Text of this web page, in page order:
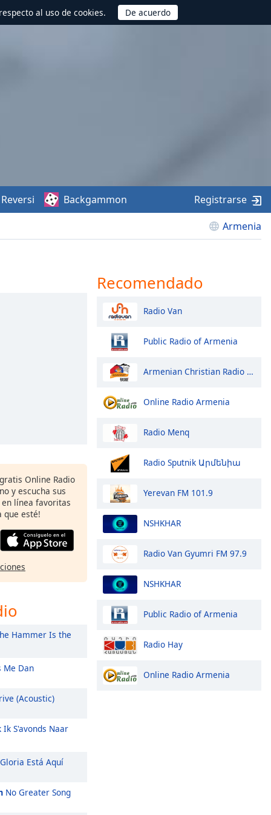
al uso de cookies.
Armenia
Reversi Backgammon Registrarse
Online Radio
y escucha sus
línea favoritas
que esté!
Hammer Is the
Me Dan
(Acoustic)
S'avonds Naar
Está Aquí
No Greater Song
Recomendado
Radio Van
Public Radio of Armenia
Armenian Christian Radio - Bashde Radio
Online Radio Armenia
Radio Menq
Radio Sputnik Արմենիա
Yerevan FM 101.9
NSHKHAR
Radio Van Gyumri FM 97.9
NSHKHAR
Public Radio of Armenia
Radio Hay
Online Radio Armenia